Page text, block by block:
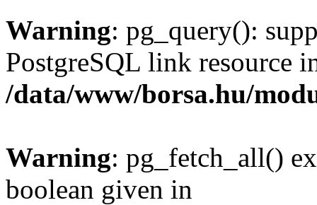
Warning: pg_query():
PostgreSQL link resource
/data/www/borsa.hu/
Warning: pg_fetch_all()
boolean given in